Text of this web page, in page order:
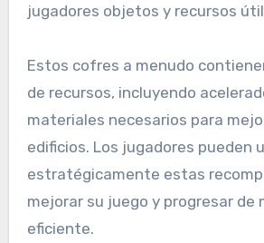
jugadores objetos y recursos
Estos cofres a menudo
de recursos, incluyendo
materiales necesarios para
edificios. Los jugadores pueden
estratégicamente estas
mejorar su juego y progresar de
eficiente.